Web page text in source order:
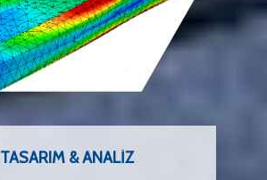
TASARIM & ANALIZ